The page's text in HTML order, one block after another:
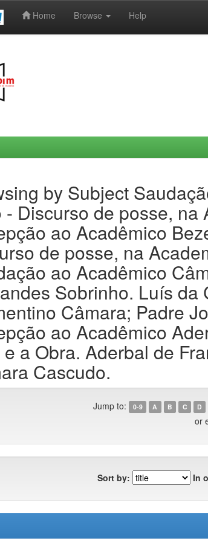
Home Browse Help
by Subject
- Discurso de posse,
ao Acadêmico
de posse, na
ao Acadêmico
Sobrinho. Luís
Câmara; Padre
ao Acadêmico
a Obra. Aderbal de
Cascudo.
Jump to: 0-9 A B C D
or
Sort by: In